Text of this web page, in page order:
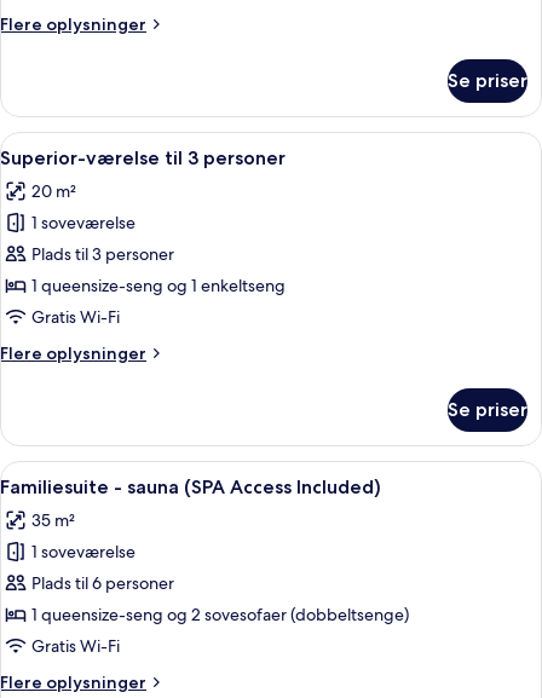
Included)
Flere oplysninger
Flere
dobbeltværelse
(SPA
Access
Included)
Se priser
Indlæs
alle
billeder
af
Superior-
værelse
til
personer
Et hotelværelse med en seng, et
6
Superior-værelse til 3 personer
20 m²
1 soveværelse
Plads til 3 personer
1 queensize-seng og 1 enkeltseng
Gratis Wi-Fi
Flere oplysninger
Flere
værelse
til
3
Se priser
Indlæs
alle
billeder
af
Familiesuite
-
sauna
Et moderne hotelværelse med en
12
Familiesuite - sauna (SPA Access Included)
35 m²
1 soveværelse
Plads til 6 personer
1 queensize-seng og 2 sovesofaer (dobbeltsenge)
Gratis Wi-Fi
Flere oplysninger
Flere